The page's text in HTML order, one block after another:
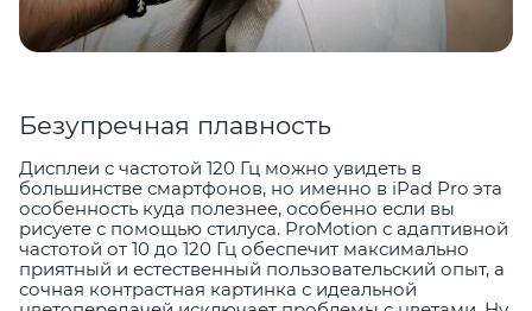
Безупречная плавность
Дисплеи с частотой 120 Гц можно увидеть в
большинстве смартфонов, но именно в iPad Pro эта
особенность куда полезнее, особенно если вы
рисуете с помощью стилуса. ProMotion с адаптивной
частотой от 10 до 120 Гц обеспечит максимально
приятный и естественный пользовательский опыт, а
сочная контрастная картинка с идеальной